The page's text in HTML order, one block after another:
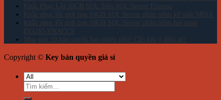
Khắc Phục Lỗi 10GB SQL Trên SQL Server Express
Khắc phục lỗi giới hạn 10GB SQL Server phần mềm kế toán MISA
Khắc phục lỗi giới hạn 10GB SQL Server phần mềm hải quan
ECUS5 VNACCS
Mua win 10 bản quyền bao nhiêu tiền? Cần lưu ý điều gì?
Copyright © Key bản quyền giá sỉ
Tìm
kiếm: